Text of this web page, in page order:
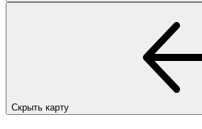
Скрыть карту